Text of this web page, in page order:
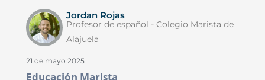
Jordan Rojas
Profesor de español - Colegio Marista de
Alajuela
21 de mayo 2025
Educación Marista